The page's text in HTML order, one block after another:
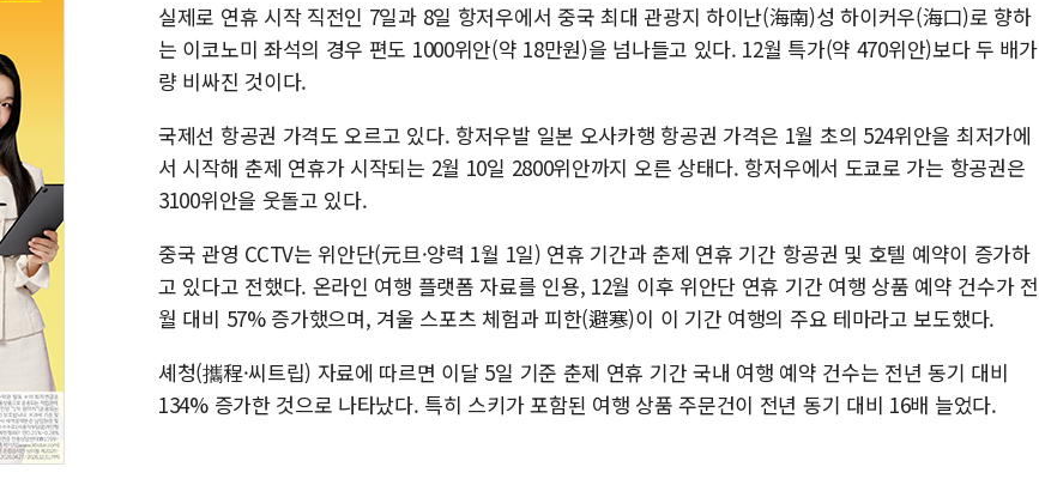
실제로 연휴 시작 직전인 7일과 8일 항저우에서 중국 최대 관광지 하이난(海南)성 하이커우(海口)로 향하
는 이코노미 좌석의 경우 편도 1000위안(약 18만원)을 넘나들고 있다. 12월 특가(약 470위안)보다 두 배가
량 비싸진 것이다.
국제선 항공권 가격도 오르고 있다. 항저우발 일본 오사카행 항공권 가격은 1월 초의 524위안을 최저가에
서 시작해 춘제 연휴가 시작되는 2월 10일 2800위안까지 오른 상태다. 항저우에서 도쿄로 가는 항공권은
3100위안을 웃돌고 있다.
중국 관영 CCTV는 위안단(元旦·양력 1월 1일) 연휴 기간과 춘제 연휴 기간 항공권 및 호텔 예약이 증가하
고 있다고 전했다. 온라인 여행 플랫폼 자료를 인용, 12월 이후 위안단 연휴 기간 여행 상품 예약 건수가 전
월 대비 57% 증가했으며, 겨울 스포츠 체험과 피한(避寒)이 이 기간 여행의 주요 테마라고 보도했다.
셰청(攜程·씨트립) 자료에 따르면 이달 5일 기준 춘제 연휴 기간 국내 여행 예약 건수는 전년 동기 대비
134% 증가한 것으로 나타났다. 특히 스키가 포함된 여행 상품 주문건이 전년 동기 대비 16배 늘었다.